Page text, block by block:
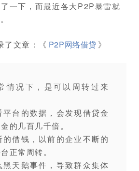
一下，而最近各大P2P暴雷就
文章：《 P2P网络借贷 》
情况下，是可以周转过来
台的数据，会发现借贷金
的几百几千倍。
的借钱，以前的企业不断的
正常周转。
天鹅事件，导致群众集体